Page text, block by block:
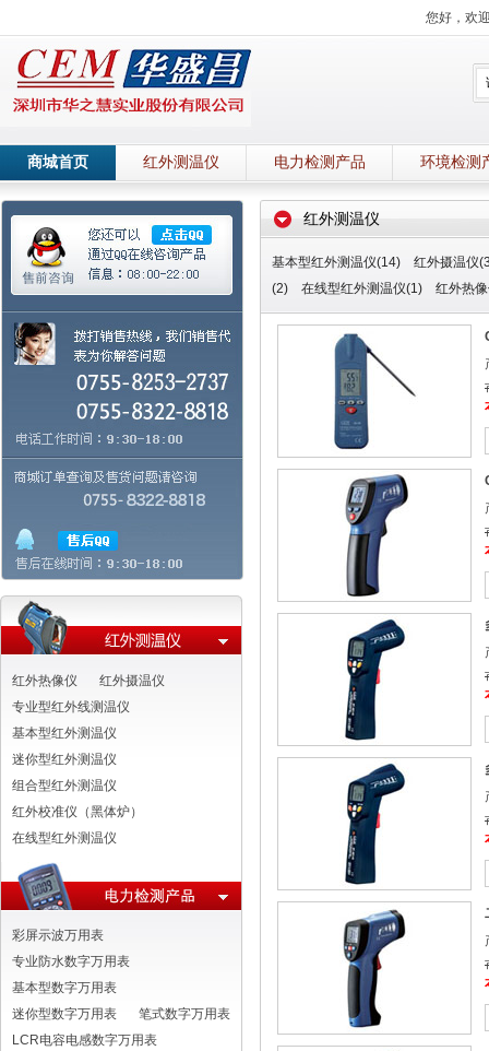
您好，欢
商城首页 红外测温仪 电力检测产品 环境检测
红外热像仪
红外摄温仪
专业型红外线测温仪
基本型红外测温仪
迷你型红外测温仪
组合型红外测温仪
红外校准仪（黑体炉）
在线型红外测温仪
彩屏示波万用表
专业防水数字万用表
基本型数字万用表
迷你型数字万用表
笔式数字万用表
LCR电容电感数字万用表
红外测温仪
基本型红外测温仪(14)
红外摄温仪
(2)
在线型红外测温仪(1) 红外热